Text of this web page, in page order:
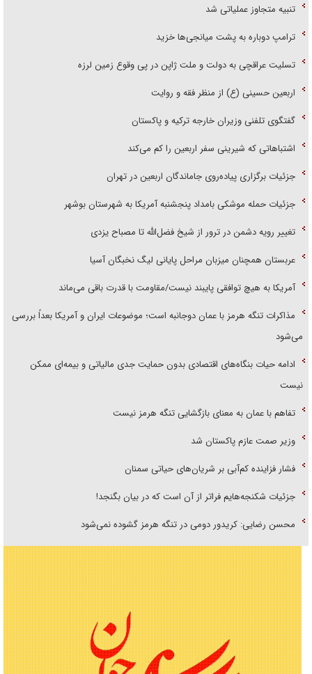
تنبیه متجاوز عملیاتی شد
ترامپ دوباره به پشت میانجی‌ها خزید
تسلیت عراقچی به دولت و ملت ژاپن در پی وقوع زمین لرزه
اربعین حسینی (ع) از منظر فقه و روایت
گفتگوی تلفنی وزیران خارجه ترکیه و پاکستان
اشتباهاتی که شیرینی سفر اربعین را کم می‌کند
جزئیات برگزاری پیاده‌روی جاماندگان اربعین در تهران
جزئیات حمله موشکی بامداد پنجشنبه آمریکا به شهرستان بوشهر
تغییر رویه دشمن در ترور از شیخ فضل‌الله تا مصباح یزدی
عربستان همچنان میزبان مراحل پایانی لیگ نخبگان آسیا
آمریکا به هیچ توافقی پایبند نیست/مقاومت با قدرت باقی می‌ماند
مذاکرات تنگه هرمز با عمان دوجانبه است؛ موضوعات ایران و آمریکا بعداً بررسی
می‌شود
ادامه حیات بنگاه‌های اقتصادی بدون حمایت جدی مالیاتی و بیمه‌ای ممکن
نیست
تفاهم با عمان به معنای بازگشایی تنگه هرمز نیست
وزیر صمت عازم پاکستان شد
فشار فزاینده کم‌آبی بر شریان‌های حیاتی سمنان
جزئیات شکنجه‌هایم فراتر از آن است که در بیان بگنجد!
محسن رضایی: کریدور دومی در تنگه هرمز گشوده نمی‌شود